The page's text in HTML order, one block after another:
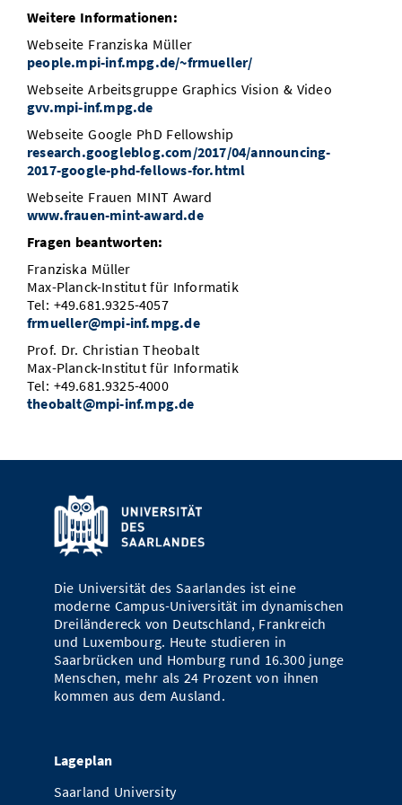
Weitere Informationen:
Webseite Franziska Müller
people.mpi-inf.mpg.de/~frmueller/
Webseite Arbeitsgruppe Graphics Vision & Video
gvv.mpi-inf.mpg.de
Webseite Google PhD Fellowship
research.googleblog.com/2017/04/announcing-
2017-google-phd-fellows-for.html
Webseite Frauen MINT Award
www.frauen-mint-award.de
Fragen beantworten:
Franziska Müller
Max-Planck-Institut für Informatik
Tel: +49.681.9325-4057
frmueller@mpi-inf.mpg.de
Prof. Dr. Christian Theobalt
Max-Planck-Institut für Informatik
Tel: +49.681.9325-4000
theobalt@mpi-inf.mpg.de
Die Universität des Saarlandes ist eine
moderne Campus-Universität im dynamischen
Dreiländereck von Deutschland, Frankreich
und Luxembourg. Heute studieren in
Saarbrücken und Homburg rund 16.300 junge
Menschen, mehr als 24 Prozent von ihnen
kommen aus dem Ausland.
Lageplan
Saarland University